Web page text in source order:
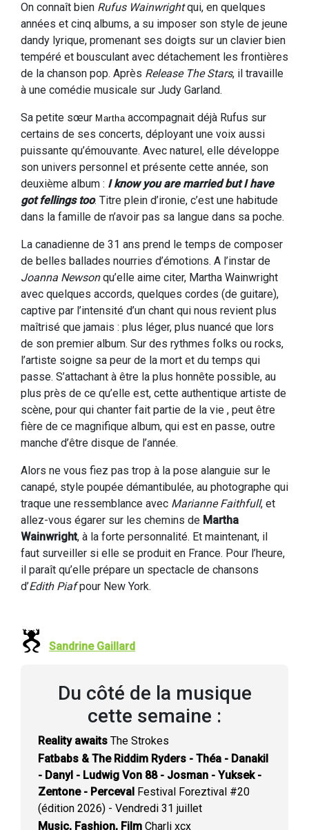
On connaît bien Rufus Wainwrightqui, en quelques
années et cinq albums, a su imposer son style de jeune
dandy lyrique, promenant ses doigts sur un clavier bien
tempéré et bousculant avec détachement les frontières
de la chanson pop. Après Release The Stars, il travaille
à une comédie musicale sur Judy Garland.
Sa petite sœur Marthaaccompagnait déjà Rufus sur
certains de ses concerts, déployant une voix aussi
puissante qu’émouvante. Avec naturel, elle développe
son univers personnel et présente cette année, son
deuxième album : I know you are married but I have
got fellings too. Titre plein d’ironie, c’est une habitude
dans la famille de n’avoir pas sa langue dans sa poche.
La canadienne de 31 ans prend le temps de composer
de belles ballades nourries d’émotions. A l’instar de
Joanna Newsonqu’elle aime citer, Martha Wainwright
avec quelques accords, quelques cordes (de guitare),
captive par l’intensité d’un chant qui nous revient plus
maîtrisé que jamais : plus léger, plus nuancé que lors
de son premier album. Sur des rythmes folks ou rocks,
l’artiste soigne sa peur de la mort et du temps qui
passe. S’attachant à être la plus honnête possible, au
plus près de ce qu’elle est, cette authentique artiste de
scène, pour qui chanter fait partie de la vie , peut être
fière de ce magnifique album, qui est en passe, outre
manche d’être disque de l’année.
Alors ne vous fiez pas trop à la pose alanguie sur le
canapé, style poupée démantibulée, au photographe qui
traque une ressemblance avec Marianne Faithfull, et
allez-vous égarer sur les chemins de Martha
Wainwright, à la forte personnalité. Et maintenant, il
faut surveiller si elle se produit en France. Pour l’heure,
il paraît qu’elle prépare un spectacle de chansons
d’Edith Piafpour New York.
Sandrine Gaillard
Du côté de la musique
cette semaine :
Reality awaits The Strokes
Fatbabs & The Riddim Ryders - Théa - Danakil
- Danyl - Ludwig Von 88 - Josman - Yuksek -
Zentone - Perceval Festival Foreztival #20
(édition 2026) - Vendredi 31 juillet
Music, Fashion, Film Charli xcx